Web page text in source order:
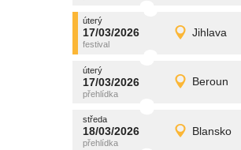
úterý
17/03/2026 Jihlava
úterý
17/03/2026 Detail
promítání
úterý
17/03/2026 Beroun
úterý
17/03/2026 Detail
promítání
středa
18/03/2026 Blansko
středa
18/03/2026 Detail
promítání